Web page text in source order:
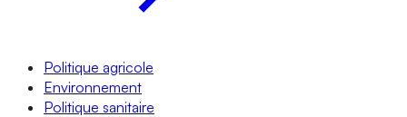
Politique agricole
Environnement
Politique sanitaire